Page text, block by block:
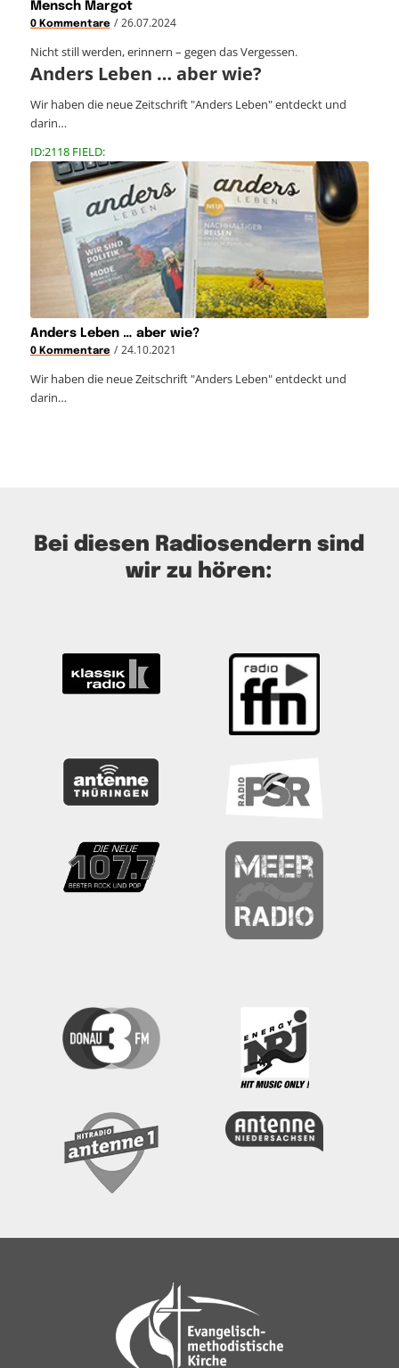
Mensch Margot
0 Kommentare / 26.07.2024
Nicht still werden, erinnern – gegen das Vergessen.
Anders Leben … aber wie?
Wir haben die neue Zeitschrift "Anders Leben" entdeckt und
darin…
ID:2118 FIELD:
Anders Leben … aber wie?
0 Kommentare / 24.10.2021
Wir haben die neue Zeitschrift "Anders Leben" entdeckt und
darin…
Bei diesen Radiosendern sind
wir zu hören: